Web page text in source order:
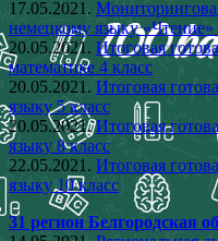
17.05.2021.
немецкому языку «Чтение»
20.05.2021. Итоговая
математике 4 класс
20.05.2021. Итоговая
языку 5 класс
20.05.2021.Итоговая
языку 8 класс
22.05.2021. Итоговая
языку 10 класc
31 регион Белгородская